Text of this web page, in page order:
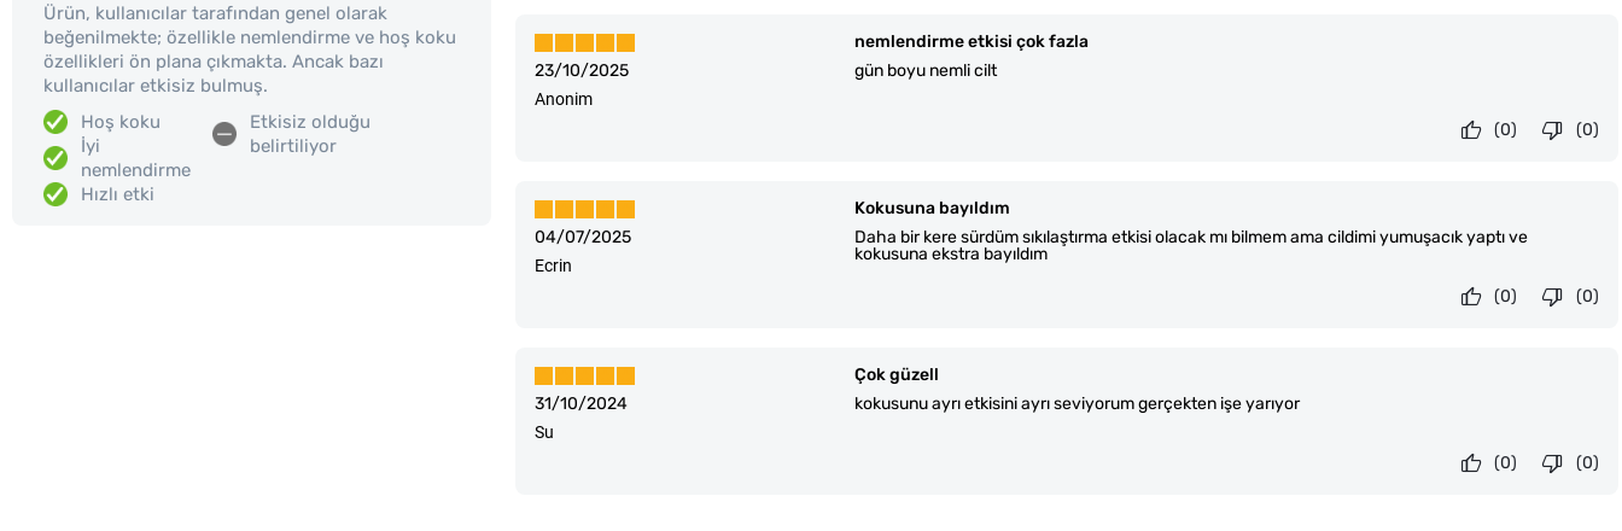
Ürün, kullanıcılar tarafından genel olarak
beğenilmekte; özellikle nemlendirme ve hoş koku
özellikleri ön plana çıkmakta. Ancak bazı
kullanıcılar etkisiz bulmuş.
Hoş koku
İyi
nemlendirme
Hızlı etki
Etkisiz olduğu
belirtiliyor
23/10/2025
nemlendirme etkisi çok fazla
gün boyu nemli cilt
Anonim
(0)
(0)
04/07/2025
Kokusuna bayıldım
Daha bir kere sürdüm sıkılaştırma etkisi olacak mı bilmem ama cildimi yumuşacık yaptı ve
kokusuna ekstra bayıldım
Ecrin
(0)
(0)
31/10/2024
Çok güzell
kokusunu ayrı etkisini ayrı seviyorum gerçekten işe yarıyor
Su
(0)
(0)